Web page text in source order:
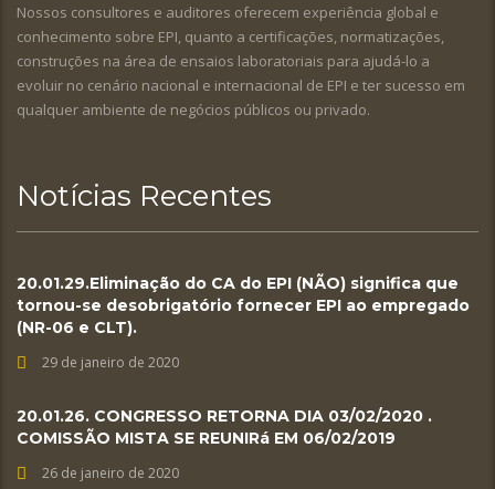
Nossos consultores e auditores oferecem experiência global e
conhecimento sobre EPI, quanto a certificações, normatizações,
construções na área de ensaios laboratoriais para ajudá-lo a
evoluir no cenário nacional e internacional de EPI e ter sucesso em
qualquer ambiente de negócios públicos ou privado.
Notícias Recentes
20.01.29.Eliminação do CA do EPI (NÃO) significa que
tornou-se desobrigatório fornecer EPI ao empregado
(NR-06 e CLT).
29 de janeiro de 2020
20.01.26. CONGRESSO RETORNA DIA 03/02/2020 .
COMISSÃO MISTA SE REUNIRá EM 06/02/2019
26 de janeiro de 2020